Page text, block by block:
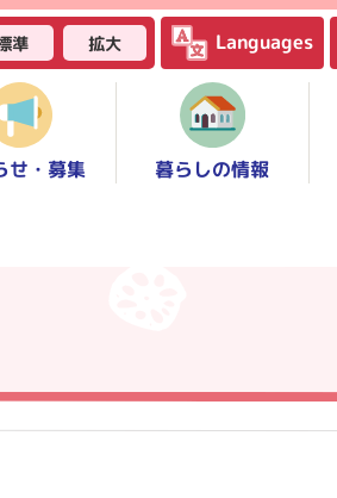
準 拡大 Languages
せ・募集 暮らしの情報